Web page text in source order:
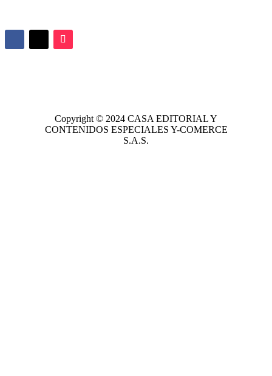
Copyright © 2024 CASA EDITORIALY
CONTENIDOS ESPECIALES Y-COMERCE
S.A.S.